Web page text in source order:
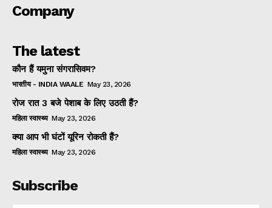
Company
The latest
कौन हैं यमुना संगरासिवम?
भारतीय - INDIA WAALE May 23, 2026
रोज रात 3 बजे पेशाब के लिए उठती हैं?
महिला स्वास्थ्य May 23, 2026
क्या आप भी घंटों यूरिन रोकती हैं?
महिला स्वास्थ्य May 23, 2026
Subscribe